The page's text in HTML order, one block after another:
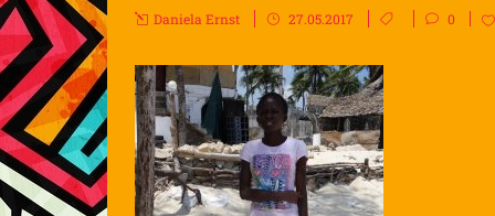
Daniela Ernst 27.05.2017 0